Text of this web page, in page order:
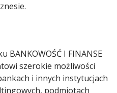
I FINANSE
szerokie możliwości
i innych instytucjach
podmiotach